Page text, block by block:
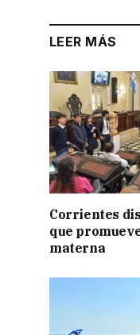
LEER MÁS
Corrientes
que
materna